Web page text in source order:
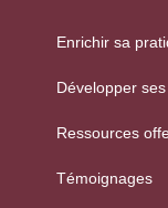
Enrichir sa
Développer
Ressources
Témoignages